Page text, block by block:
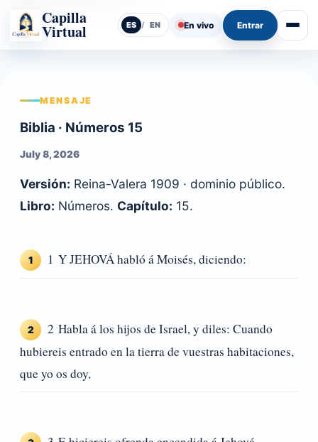
Capilla
Virtual ES / EN En vivo Entrar Abrir
MENSAJE
Biblia · Números 15
July 8, 2026
Versión: Reina-Valera 1909 · dominio público.
Libro: Números. Capítulo: 15.
1 1 Y JEHOVÁ habló á Moisés, diciendo:
2
2 Habla á los hijos de Israel, y diles: Cuando
hubiereis entrado en la tierra de vuestras habitaciones,
que yo os doy,